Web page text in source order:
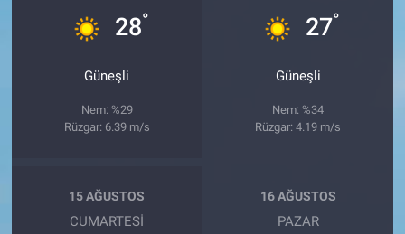
28°
Güneşli
Nem: %29
Rüzgar: 6.39 m/s
27°
Güneşli
Nem: %34
Rüzgar: 4.19 m/s
15 AĞUSTOS
CUMARTESI
16 AĞUSTOS
PAZAR